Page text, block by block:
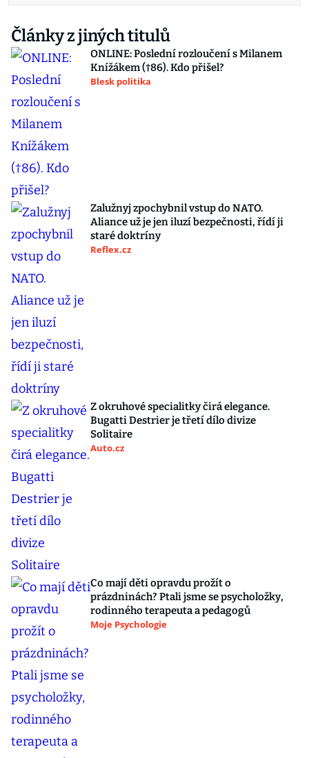
Články z jiných titulů
ONLINE: Poslední rozloučení s Milanem
Knížákem (†86). Kdo přišel?
Blesk politika
Zalužnyj zpochybnil vstup do NATO.
Aliance už je jen iluzí bezpečnosti, řídí ji
staré doktríny
Reflex.cz
Z okruhové specialitky čirá elegance.
Bugatti Destrier je třetí dílo divize
Solitaire
Auto.cz
Co mají děti opravdu prožít o
prázdninách? Ptali jsme se psycholožky,
rodinného terapeuta a pedagogů
Moje Psychologie